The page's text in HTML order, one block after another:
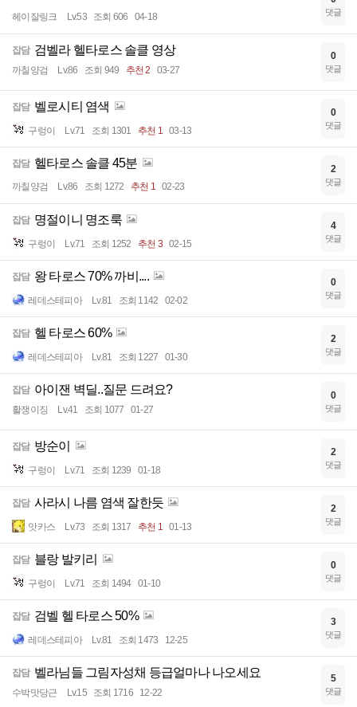
헤이잘링크 Lv.53 조회 606 04-18 댓글
잡담 검벨라 헬타로스 솔클 영상
까칠양검 Lv.86 조회 949 추천 2 03-27
0
댓글
잡담 벨로시티 염색
구렁이 Lv.71 조회 1301 추천 1 03-13
0
댓글
잡담 헬타로스 솔클 45분
까칠양검 Lv.86 조회 1272 추천 1 02-23
2
댓글
잡담 명절이니 명조룩
구렁이 Lv.71 조회 1252 추천 3 02-15
4
댓글
잡담 왕 타로스 70% 까비....
레데스테피아 Lv.81 조회 1142 02-02
0
댓글
잡담 헬 타로스 60%
레데스테피아 Lv.81 조회 1227 01-30
2
댓글
잡담 아이잰 벽딜..질문 드려요?
활쟁이징 Lv.41 조회 1077 01-27
0
댓글
잡담 방순이
구렁이 Lv.71 조회 1239 01-18
2
댓글
잡담 사라시 나름 염색 잘한듯
앗카스 Lv.73 조회 1317 추천 1 01-13
2
댓글
잡담 블랑 발키리
구렁이 Lv.71 조회 1494 01-10
0
댓글
잡담 검벨 헬 타로스 50%
레데스테피아 Lv.81 조회 1473 12-25
3
댓글
잡담 벨라님들 그림자성채 등급얼마나 나오세요
수박맛당근 Lv.15 조회 1716 12-22
5
댓글